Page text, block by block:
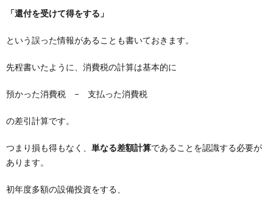
「還付を受けて得をする」
という誤った情報があることも書いておきます。
先程書いたように、消費税の計算は基本的に
預かった消費税 − 支払った消費税
の差引計算です。
つまり損も得もなく、 単なる差額計算であることを認識する必要が
あります。
初年度多額の設備投資をする、